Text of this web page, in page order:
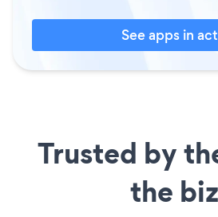
See apps in
Trusted by
the